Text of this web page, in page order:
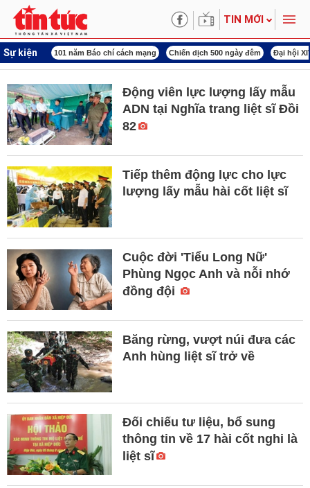
TIN MỚI
Sự kiện
tên Bác 101 năm Báo chí cách mạng Chiến dịch 500 ngày đêm Đại hội
Động viên lực lượng lấy mẫu
ADN tại Nghĩa trang liệt sĩ Đồi
82​
Tiếp thêm động lực cho lực
lượng lấy mẫu hài cốt liệt sĩ
Cuộc đời 'Tiểu Long Nữ'
Phùng Ngọc Anh và nỗi nhớ
đồng đội
Băng rừng, vượt núi đưa các
Anh hùng liệt sĩ trở về
Đối chiếu tư liệu, bổ sung
thông tin về 17 hài cốt nghi là
liệt sĩ